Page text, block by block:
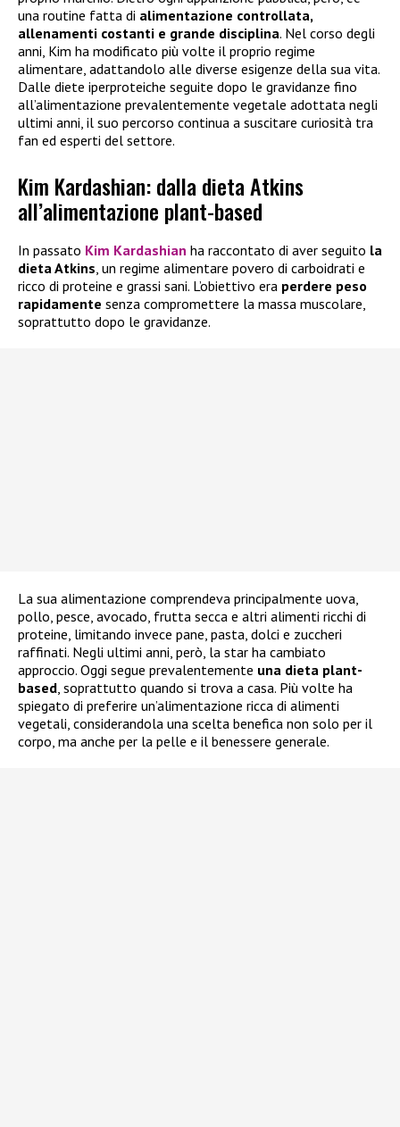
una routine fatta di alimentazione controllata,
allenamenti costanti e grande disciplina. Nel corso degli
anni, Kim ha modificato più volte il proprio regime
alimentare, adattandolo alle diverse esigenze della sua vita.
Dalle diete iperproteiche seguite dopo le gravidanze fino
all’alimentazione prevalentemente vegetale adottata negli
ultimi anni, il suo percorso continua a suscitare curiosità tra
fan ed esperti del settore.
Kim Kardashian: dalla dieta Atkins
all’alimentazione plant-based
In passato Kim Kardashian ha raccontato di aver seguito la
dieta Atkins , un regime alimentare povero di carboidrati e
ricco di proteine e grassi sani. L’obiettivo era perdere peso
rapidamente senza compromettere la massa muscolare,
soprattutto dopo le gravidanze.
La sua alimentazione comprendeva principalmente uova,
pollo, pesce, avocado, frutta secca e altri alimenti ricchi di
proteine, limitando invece pane, pasta, dolci e zuccheri
raffinati. Negli ultimi anni, però, la star ha cambiato
approccio. Oggi segue prevalentemente una dieta plant-
based , soprattutto quando si trova a casa. Più volte ha
spiegato di preferire un’alimentazione ricca di alimenti
vegetali, considerandola una scelta benefica non solo per il
corpo, ma anche per la pelle e il benessere generale.